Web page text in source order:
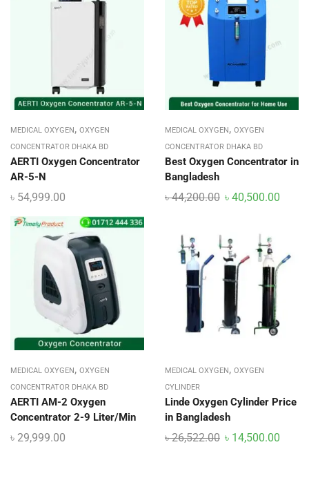
MEDICAL OXYGEN, OXYGEN
CONCENTRATOR DHAKA BD
AERTI Oxygen Concentrator
AR-5-N
৳ 54,999.00
MEDICAL OXYGEN, OXYGEN
CONCENTRATOR DHAKA BD
Best Oxygen Concentrator in
Bangladesh
৳44,200.00 ৳ 40,500.00
MEDICAL OXYGEN, OXYGEN
CONCENTRATOR DHAKA BD
AERTI AM-2 Oxygen
Concentrator 2-9 Liter/Min
৳ 29,999.00
MEDICAL OXYGEN, OXYGEN
CYLINDER
Linde Oxygen Cylinder Price
in Bangladesh
৳26,522.00 ৳ 14,500.00